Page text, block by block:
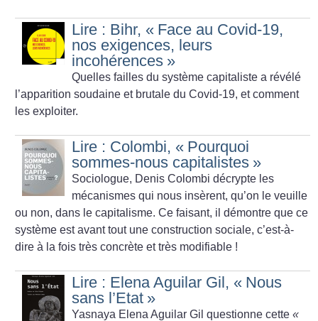
Lire : Bihr, « Face au Covid-19,
nos exigences, leurs
incohérences »
Quelles failles du système capitaliste a révélé
l’apparition soudaine et brutale du Covid-19, et comment
les exploiter.
Lire : Colombi, « Pourquoi
sommes-nous capitalistes »
Sociologue, Denis Colombi décrypte les
mécanismes qui nous insèrent, qu’on le veuille
ou non, dans le capitalisme. Ce faisant, il démontre que ce
système est avant tout une construction sociale, c’est-à-
dire à la fois très concrète et très modifiable !
Lire : Elena Aguilar Gil, « Nous
sans l’Etat »
Yasnaya Elena Aguilar Gil questionne cette«